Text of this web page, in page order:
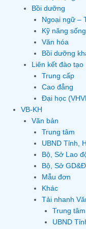
Bồi dưỡng
Ngoại ngữ –
Kỹ năng sống
Văn hóa
Bồi dưỡng
Liên kết đào tạo
Trung cấp
Cao đẳng
Đại học
VB-KH
Văn bản
Trung tâm
UBND Tỉnh,
Bộ, Sở Lao
Bộ, Sở
Mẫu đơn
Khác
Tải nhanh
Trung tâm
UBND